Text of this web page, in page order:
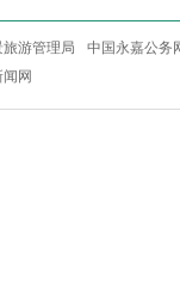
游管理局 中国永嘉公务
网